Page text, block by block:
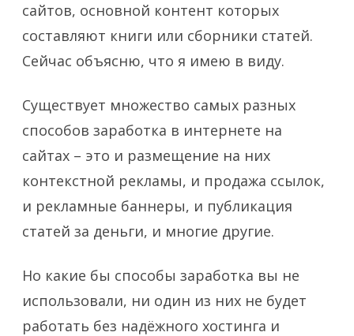
сайтов, основной контент которых
составляют книги или сборники статей.
Сейчас объясню, что я имею в виду.
Существует множество самых разных
способов заработка в интернете на
сайтах – это и размещение на них
контекстной рекламы, и продажа ссылок,
и рекламные баннеры, и публикация
статей за деньги, и многие другие.
Но какие бы способы заработка вы не
использовали, ни один из них не будет
работать без надёжного хостинга и